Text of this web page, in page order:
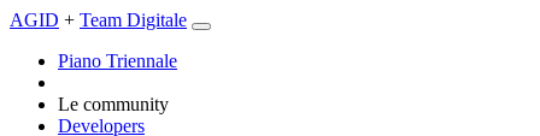
AGID + Team Digitale
Piano Triennale
Le community
Developers